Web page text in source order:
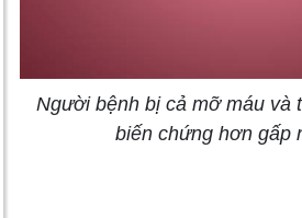
Người bệnh bị cả mỡ máu và
biến chứng hơn gấp